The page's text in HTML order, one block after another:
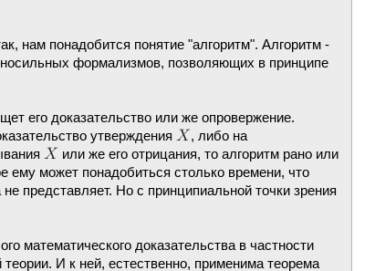
нам понадобится понятие "алгоритм". Алгоритм -
формализмов, позволяющих в принципе
его доказательство или же опровержение.
утверждения
, либо на
или же его отрицания, то алгоритм рано или
ему может понадобиться столько времени, что
представляет. Но с принципиальной точки зрения
математического доказательства в частности
И к ней, естественно, применима теорема